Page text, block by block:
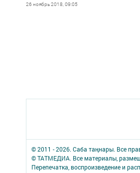
26 ноябрь 2018, 09:05
© 2011 - 2026. Саба таңнары. Все
© ТАТМЕДИА. Все материалы,
Перепечатка, воспроизведение и